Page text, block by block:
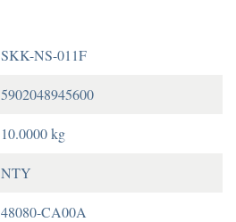
SKK-NS-011F
5902048945600
10.0000 kg
NTY
48080-CA00A